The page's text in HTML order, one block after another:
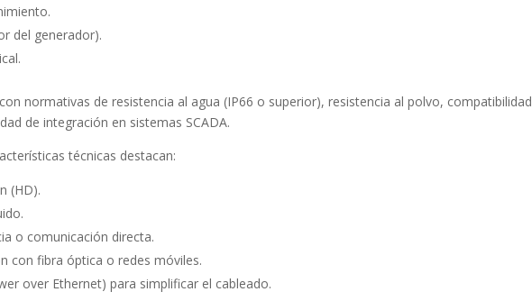
del generador).
normativas de resistencia al agua (IP66 o superior), resistencia al polvo, compatibilidad
de integración en sistemas SCADA.
técnicas destacan:
(HD).
o comunicación directa.
con fibra óptica o redes móviles.
over Ethernet) para simplificar el cableado.